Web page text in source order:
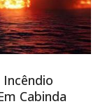
Cabinda